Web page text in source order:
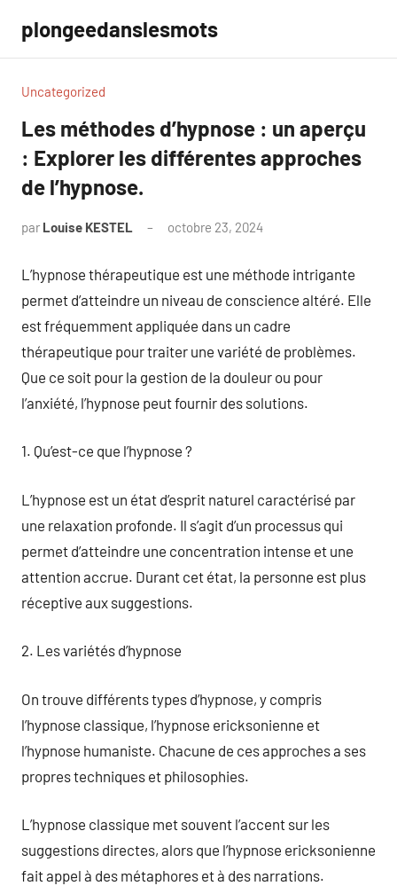
contenu
plongeedanslesmots
Uncategorized
Les méthodes d’hypnose : un aperçu
: Explorer les différentes approches
de l’hypnose.
par Louise KESTEL octobre 23, 2024
L’hypnose thérapeutique est une méthode intrigante
permet d’atteindre un niveau de conscience altéré. Elle
est fréquemment appliquée dans un cadre
thérapeutique pour traiter une variété de problèmes.
Que ce soit pour la gestion de la douleur ou pour
l’anxiété, l’hypnose peut fournir des solutions.
1. Qu’est-ce que l’hypnose ?
L’hypnose est un état d’esprit naturel caractérisé par
une relaxation profonde. Il s’agit d’un processus qui
permet d’atteindre une concentration intense et une
attention accrue. Durant cet état, la personne est plus
réceptive aux suggestions.
2. Les variétés d’hypnose
On trouve différents types d’hypnose, y compris
l’hypnose classique, l’hypnose ericksonienne et
l’hypnose humaniste. Chacune de ces approches a ses
propres techniques et philosophies.
L’hypnose classique met souvent l’accent sur les
suggestions directes, alors que l’hypnose ericksonienne
fait appel à des métaphores et à des narrations.